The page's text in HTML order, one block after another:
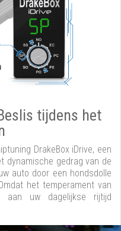
tijdens het
DrakeBox iDrive, een
dynamische gedrag van de
auto door een hondsdolle
het temperament van
uw dagelijkse rijtijd